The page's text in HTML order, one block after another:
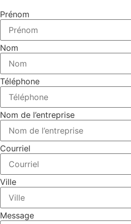
Prénom
Nom
Téléphone
Nom de l’entreprise
Courriel
Ville
Message